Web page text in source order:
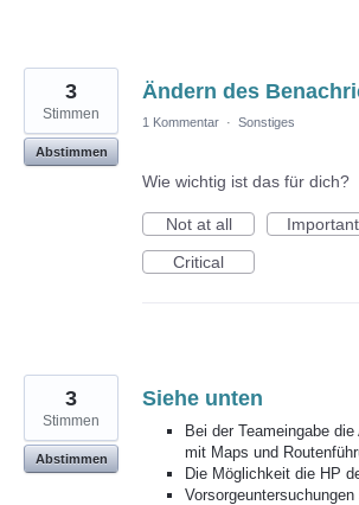
Ändern des
3
Stimmen
Abstimmen
1 Kommentar · Sonstiges
Wie wichtig ist das für dich?
Not at all
Important
Critical
Siehe unten
Bei der Teameingabe
mit Maps und
Die Möglichkeit die HP
3
Stimmen
Abstimmen